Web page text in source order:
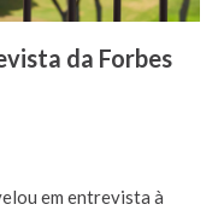
da Forbes
em entrevista à